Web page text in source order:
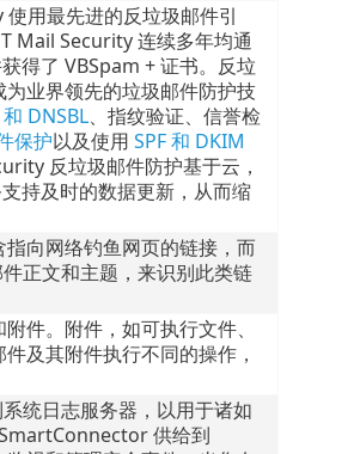
用最先进的反垃圾邮件引
Mail Security 连续多年均通
得了 VBSpam + 证书。反垃
业界领先的垃圾邮件防护技
和 DNSBL、指纹验证、信誉检
保护以及使用 SPF 和 DKIM
反垃圾邮件防护基于云，
持及时的数据更新，从而缩
向网络钓鱼网页的链接，而
正文和主题，来识别此类链
件。附件，如可执行文件、
及其附件执行不同的操作，
统日志服务器，以用于诸如
供给到